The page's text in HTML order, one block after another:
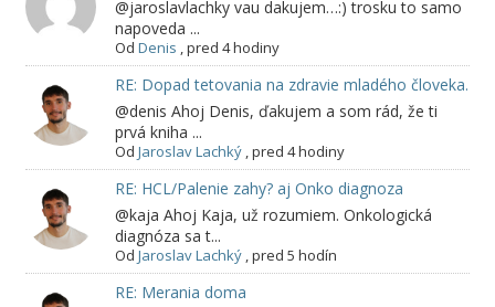
@jaroslavlachky vau dakujem…:) trosku to samo
napoveda ...
Od Denis ,pred 4 hodiny
RE: Dopad tetovania na zdravie mladého človeka.
@denis Ahoj Denis, ďakujem a som rád, že ti
prvá kniha ...
Od Jaroslav Lachký,pred 4 hodiny
RE: HCL/Palenie zahy? aj Onko diagnoza
@kaja Ahoj Kaja, už rozumiem. Onkologická
diagnóza sa t...
Od Jaroslav Lachký,pred 5 hodín
RE: Merania doma